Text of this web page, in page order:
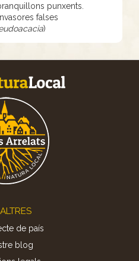
punxents.
falses
)
de país
blog